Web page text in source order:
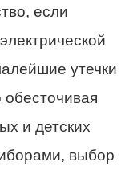
если
утечки
и детских
выбор